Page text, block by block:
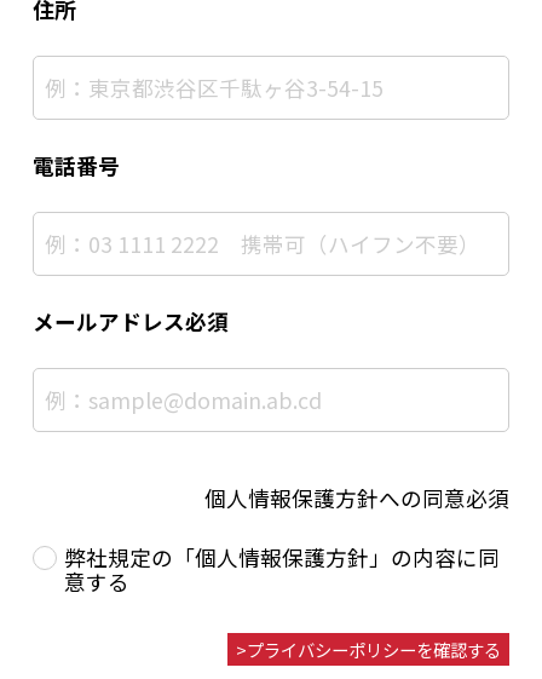
住所
電話番号
メールアドレス必須
個人情報保護方針への同意必須
弊社規定の「個人情報保護方針」の内容に同
意する
プライバシーポリシーを確認する